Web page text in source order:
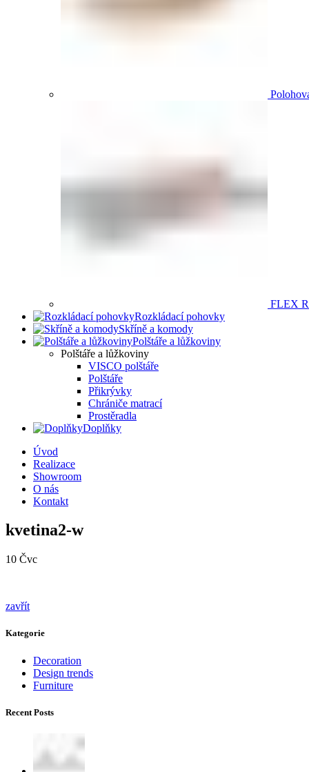
FLEX
Rozkládací pohovky
Skříně a komody
Polštáře a lůžkoviny
Polštáře a lůžkoviny
VISCO polštáře
Polštáře
Přikrývky
Chrániče matrací
Prostěradla
Doplňky
Úvod
Realizace
Showroom
O nás
Kontakt
kvetina2-w
10 Čvc
zavřít
Kategorie
Decoration
Design trends
Furniture
Recent Posts